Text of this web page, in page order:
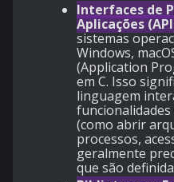
Interfaces de
Aplicações
sistemas
Windows,
(Application
em C. Isso
linguagem
(como abrir
processos,
geralmente
que são